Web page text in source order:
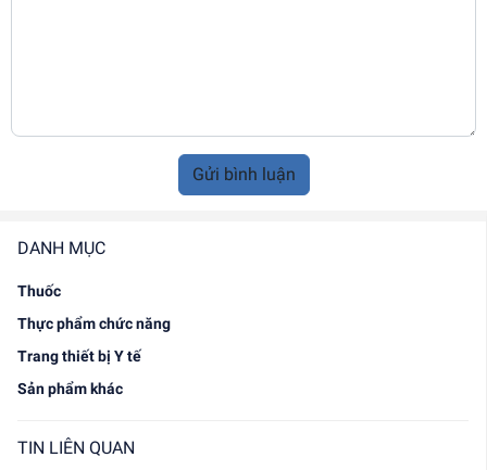
DANH MỤC
Thuốc
Thực phẩm chức năng
Trang thiết bị Y tế
Sản phẩm khác
TIN LIÊN QUAN
Gửi bình luận